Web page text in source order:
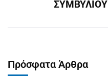
ΣΥΜΒΥΛΙΟΥ
Πρόσφατα Άρθρα